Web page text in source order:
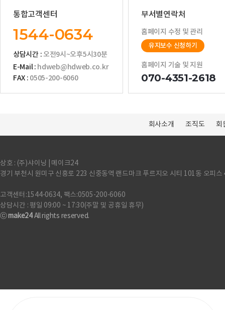
통합고객센터
1544-0634
상담시간 :오전9시~오후5시30분
E-Mail : hdweb@hdweb.co.kr
FAX : 0505-200-6060
부서별연락처
홈페이지 수정 및 관리
유지보수 신청하기
홈페이지 기술 및 지원
070-4351-2618
회사소개 조직도 회
상호 : (주)샤이닝 | 메이크24
경기 부천시 원미구 신흥로 223 신중동역 랜드마크 푸르지오 시티 101동 오피스
고객센터:1544-0634, 팩스:0505-200-6060
상담시간 : 평일 09:00 ~ 17:30(주말 및 공휴일 휴무)
ⓒmake24All rights reserved.